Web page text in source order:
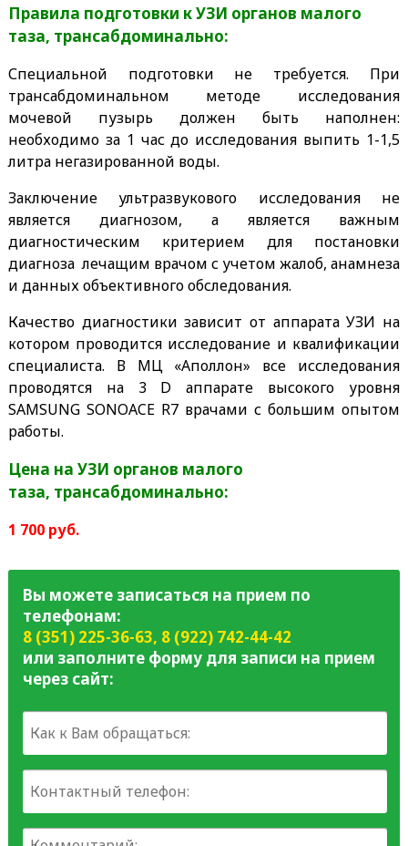
Правила подготовки к УЗИ органов малого
таза, трансабдоминально:
Специальной подготовки не требуется. При
трансабдоминальном методе исследования
мочевой пузырь должен быть наполнен:
необходимо за 1 час до исследования выпить 1-1,5
литра негазированной воды.
Заключение ультразвукового исследования не
является диагнозом, а является важным
диагностическим критерием для постановки
диагноза лечащим врачом с учетом жалоб, анамнеза
и данных объективного обследования.
Качество диагностики зависит от аппарата УЗИ на
котором проводится исследование и квалификации
специалиста. В МЦ «Аполлон» все исследования
проводятся на 3 D аппарате высокого уровня
SAMSUNG SONOACE R7 врачами с большим опытом
работы.
Цена на УЗИ органов малого
таза, трансабдоминально:
1 700 руб.
Вы можете записаться на прием по
телефонам:
8 (351) 225-36-63, 8 (922) 742-44-42
или заполните форму для записи на прием
через сайт: